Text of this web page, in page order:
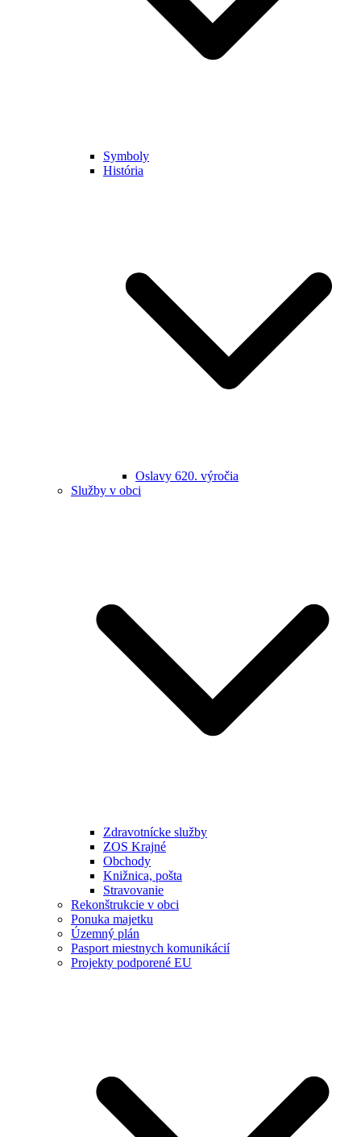
Symboly
História
Oslavy 620. výročia
Služby v obci
Zdravotnícke služby
ZOS Krajné
Obchody
Knižnica, pošta
Stravovanie
Rekonštrukcie v obci
Ponuka majetku
Územný plán
Pasport miestnych komunikácií
Projekty podporené EU